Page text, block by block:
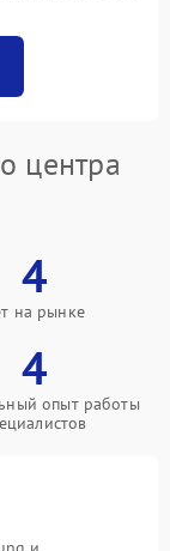
центра
4
на рынке
4
опыт работы